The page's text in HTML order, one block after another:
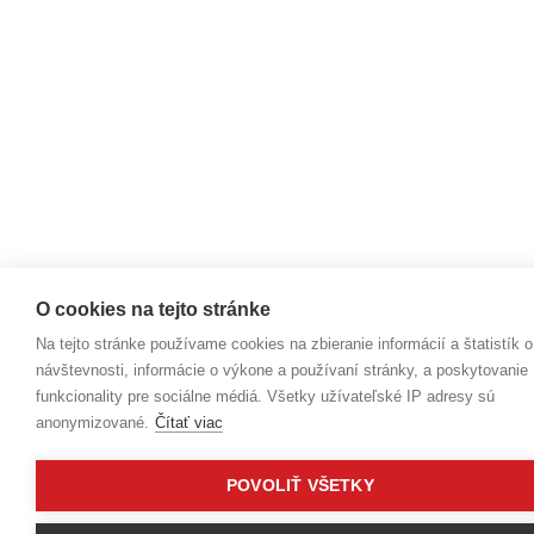
O cookies na tejto stránke
Na tejto stránke používame cookies na zbieranie informácií a štatistík o
návštevnosti, informácie o výkone a používaní stránky, a poskytovanie
funkcionality pre sociálne médiá. Všetky užívateľské IP adresy sú
anonymizované. Čítať viac
POVOLIŤ VŠETKY